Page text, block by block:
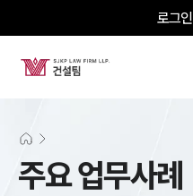
로그인
주요 업무사례